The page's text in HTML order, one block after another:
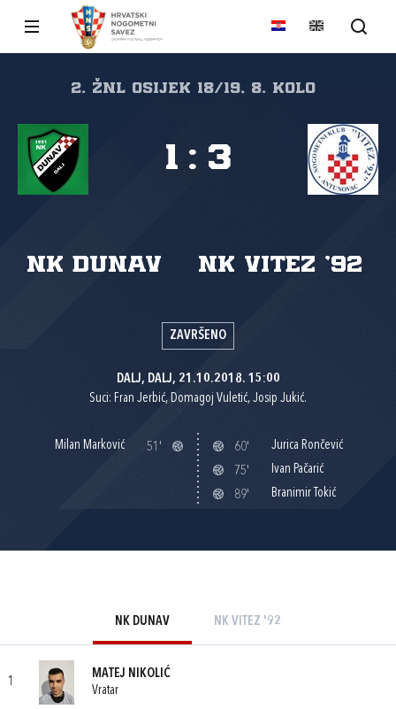
2. ŽNL Osijek 18/19, 8. kolo
NK Dunav NK Vitez '92
1 : 3
ZAVRŠENO
DALJ, DALJ, 21.10.2018. 15:00
Suci: Fran Jerbić, Domagoj Vuletić, Josip Jukić.
Milan Marković 51' 60'
Jurica Rončević
75'
Ivan Pačarić
89'
Branimir Tokić
NK DUNAV NK VITEZ '92
1
MATEJ NIKOLIĆ
Vratar